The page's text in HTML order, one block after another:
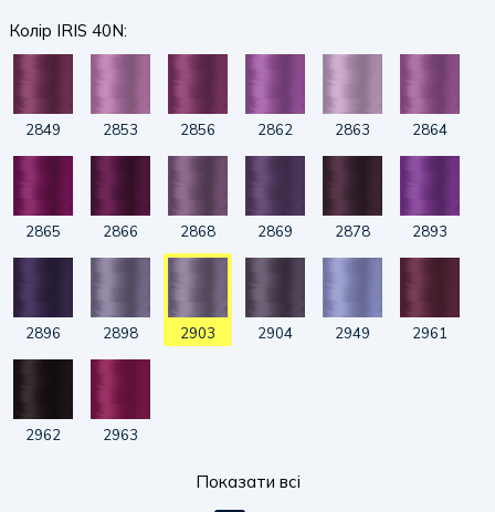
Колір IRIS 40N:
2849 2853 2856 2862 2863 2864
2865 2866 2868 2869 2878 2893
2896 2898 2903 2904 2949 2961
2962 2963
Показати всі